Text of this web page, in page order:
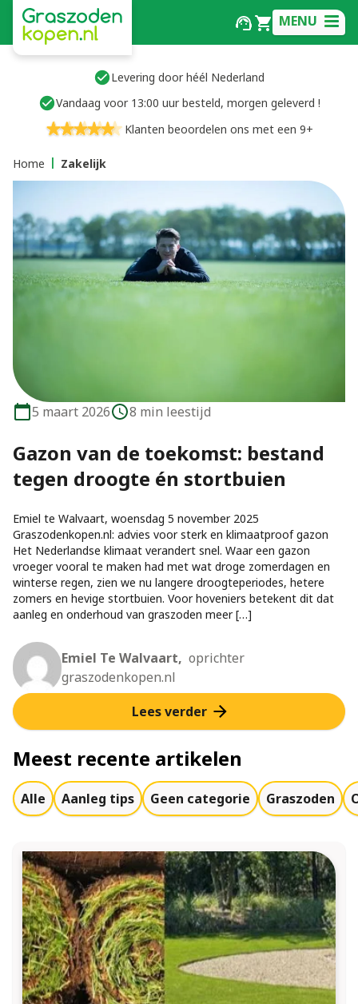
MENU
Levering door héél Nederland
Vandaag voor 13:00 uur besteld, morgen geleverd !
Klanten beoordelen ons met een 9+
Home Zakelijk
5 maart 2026 8 min leestijd
Gazon van de toekomst: bestand
tegen droogte én stortbuien
Emiel te Walvaart, woensdag 5 november 2025
Graszodenkopen.nl: advies voor sterk en klimaatproof gazon
Het Nederlandse klimaat verandert snel. Waar een gazon
vroeger vooral te maken had met wat droge zomerdagen en
winterse regen, zien we nu langere droogteperiodes, hetere
zomers en hevige stortbuien. Voor hoveniers betekent dit dat
aanleg en onderhoud van graszoden meer […]
Emiel Te Walvaart, oprichter
graszodenkopen.nl
Lees verder
Meest recente artikelen
Alle Aanleg tips Geen categorie Graszoden